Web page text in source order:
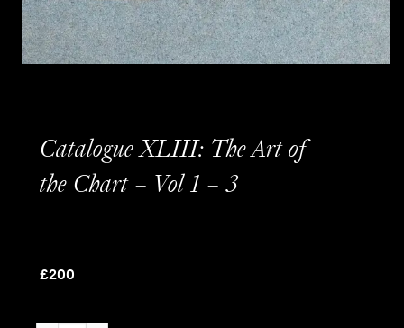
Catalogue XLIII: The Art of
the Chart – Vol 1 – 3
£200